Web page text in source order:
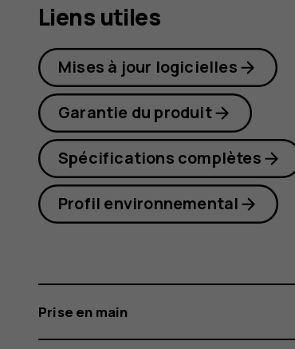
Liens utiles
Mises à jour logicielles
Garantie du produit
Spécifications complètes
Profil environnemental
Prise en main